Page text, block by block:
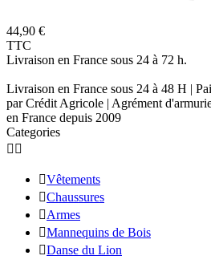
44,90 €
TTC
Livraison en France sous 24 à 72 h.
Livraison en France sous 24 à 48 H |
par Crédit Agricole | Agrément
en France depuis 2009
Categories
 
Vêtements
Chaussures
Armes
Mannequins de Bois
Danse du Lion